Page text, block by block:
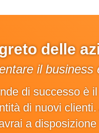
delle
il business
di successo è
di nuovi
a